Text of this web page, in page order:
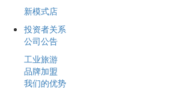
新模式店
投资者关系
公司公告
工业旅游
品牌加盟
我们的优势